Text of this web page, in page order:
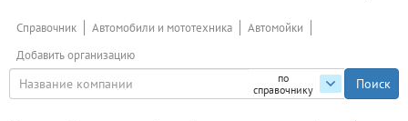
по
справочнику
Справочник Автомобили и мототехника
Автомойки
Добавить организацию